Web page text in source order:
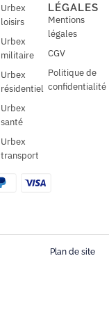
Urbex
loisirs
Urbex
militaire
Urbex
résidentiel
Urbex
santé
Urbex
transport
LÉGALES
Mentions
légales
CGV
Politique de
confidentialité
Plan de site